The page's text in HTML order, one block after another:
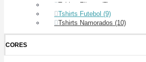
Tshirts Filmes
(7)
Tshirts Futebol (9)
Tshirts Namorados (10)
CORES